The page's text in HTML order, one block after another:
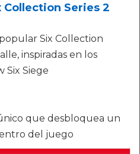
Series 2
Six Collection
inspiradas en los
Six Siege
que desbloquea un
del juego